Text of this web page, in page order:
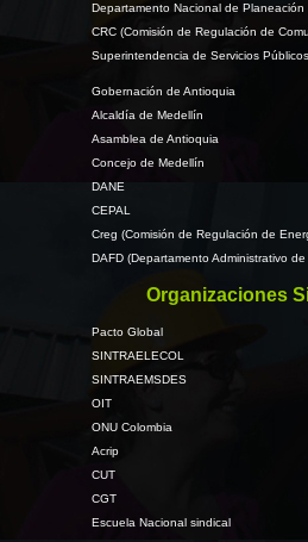
Departamento Nacional de Planeación
CRC (Comisión de Regulación de
Superintendencia de Servicios Públicos
Gobernación de Antioquia
Alcaldía de Medellín
Asamblea de Antioquia
Concejo de Medellín
DANE
CEPAL
Creg (Comisión de Regulación de
DAFD (Departamento Administrativo
Organizaciones
Pacto Global
SINTRAELECOL
SINTRAEMSDES
OIT
ONU Colombia
Acrip
CUT
CGT
Escuela Nacional sindical